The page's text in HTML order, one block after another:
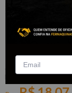
Disco
105mm
D-63688
Makita